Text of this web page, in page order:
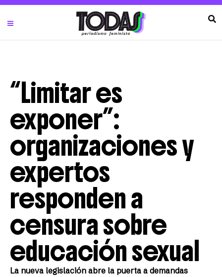
“Limitar es
exponer”:
organizaciones y
expertos
responden a
censura sobre
educación sexual
La nueva legislación abre la puerta a demandas